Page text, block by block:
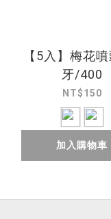
【5入】梅花
牙/400
NT$150
加入購物車